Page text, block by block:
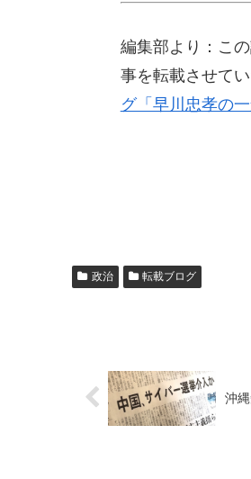
編集部より：こ
事を転載させて
グ「早川忠孝の
政治 転載ブログ
沖